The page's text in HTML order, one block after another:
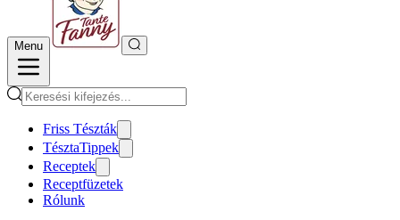
Menu
Friss Tészták
TésztaTippek
Receptek
Receptfüzetek
Rólunk